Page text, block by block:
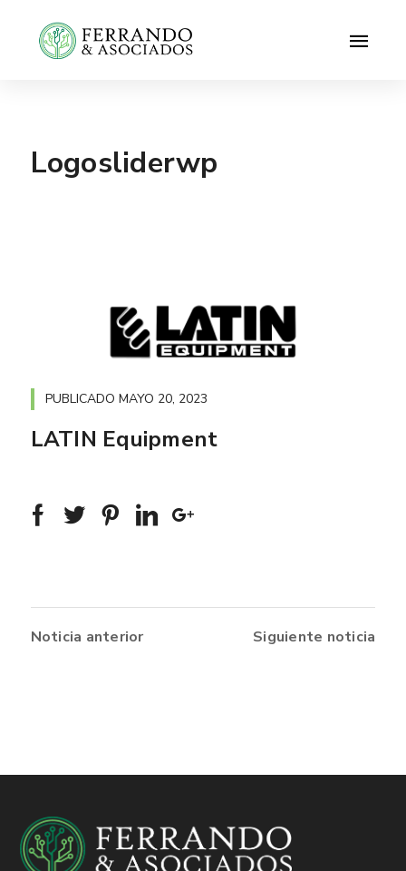
Logosliderwp
PUBLICADO MAYO 20, 2023
LATIN Equipment
Noticia anterior Siguiente noticia